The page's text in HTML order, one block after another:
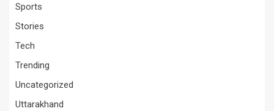
Sports
Stories
Tech
Trending
Uncategorized
Uttarakhand